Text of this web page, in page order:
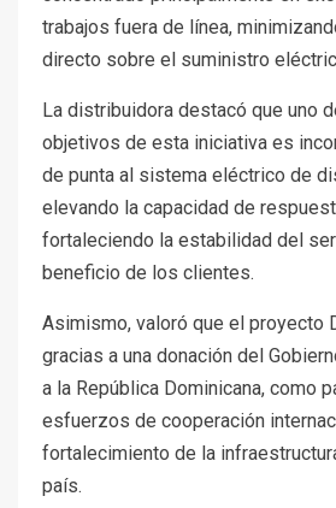
trabajos fuera de línea,
directo sobre el suministro
La distribuidora destacó que uno
objetivos de esta iniciativa es
de punta al sistema eléctrico de
elevando la capacidad de
fortaleciendo la estabilidad del
beneficio de los clientes.
Asimismo, valoró que el proyecto
gracias a una donación del
a la República Dominicana, como
esfuerzos de cooperación
fortalecimiento de la
país.